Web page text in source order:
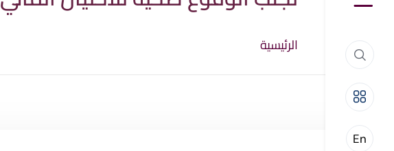
En
الرئيسية